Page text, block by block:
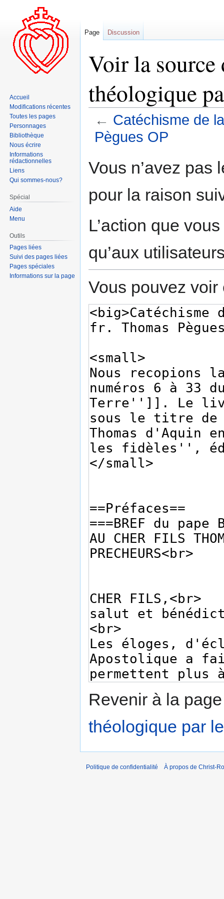
Voir la source
théologique
← Catéchisme de
Pègues OP
à
navigation
à
recherche
Vous n’avez pas
pour la raison
L’action que
qu’aux
Vous pouvez
Revenir à la
théologique par
Page Discussion
Accueil
Modifications récentes
Toutes les pages
Personnages
Bibliothèque
Nous écrire
Informations
rédactionnelles
Liens
Qui sommes-nous?
Spécial
Aide
Menu
Outils
Pages liées
Suivi des pages liées
Pages spéciales
Informations sur la page
Politique de confidentialité À propos de Christ-